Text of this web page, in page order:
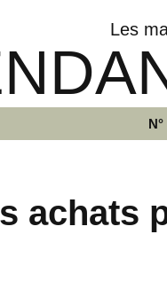
Les
achats